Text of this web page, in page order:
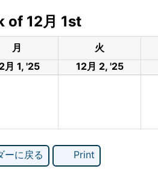
of 12月 1st
月
火
月 1, '25 12月 2, '25
ーに戻る Print